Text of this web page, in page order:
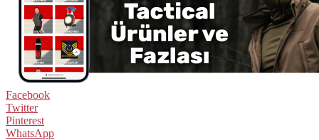
Facebook
Twitter
Pinterest
WhatsApp